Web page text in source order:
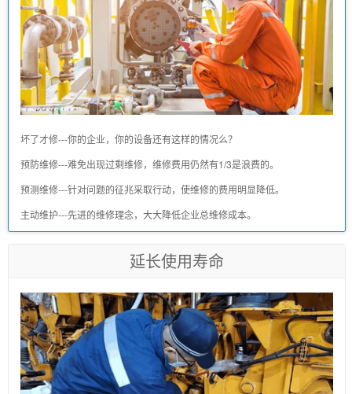
坏了才修---你的企业，你的设备还有这样的情况么？
预防维修---难免出现过剩维修，维修费用仍然有1/3是浪费的。
预测维修---针对问题的征兆采取行动，使维修的费用明显降低。
主动维护---先进的维修理念，大大降低企业总维修成本。
延长使用寿命